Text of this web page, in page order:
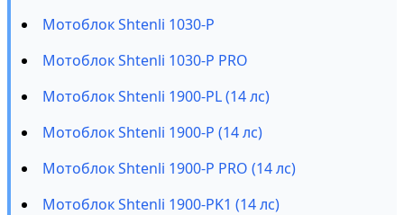
Мотоблок Shtenli 1030-P
Мотоблок Shtenli 1030-P PRO
Мотоблок Shtenli 1900-PL (14 лс)
Мотоблок Shtenli 1900-P (14 лс)
Мотоблок Shtenli 1900-P PRO (14 лс)
Мотоблок Shtenli 1900-PK1 (14 лс)